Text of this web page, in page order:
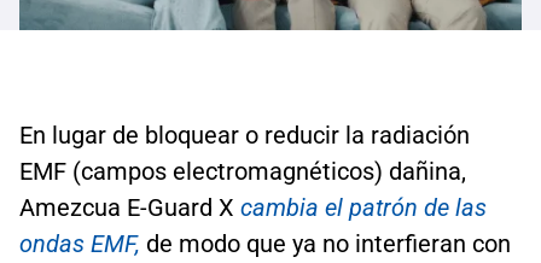
En lugar de bloquear o reducir la radiación
EMF (campos electromagnéticos) dañina,
Amezcua E-Guard X cambia el patrón de las
ondas EMF, de modo que ya no interfieran con